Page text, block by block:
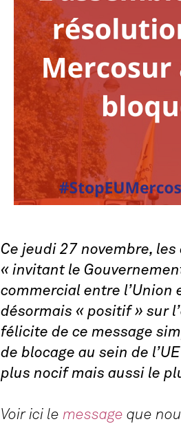
Ce jeudi 27 novembre,
« invitant le
commercial entre l’Union
désormais « positif » sur
félicite de ce message
de blocage au sein de
plus nocif mais aussi le
Voir ici le message que